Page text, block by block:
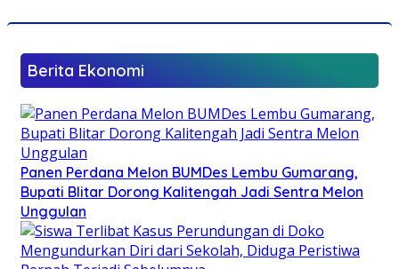
Berita Ekonomi
Panen Perdana Melon BUMDes Lembu Gumarang,
Bupati Blitar Dorong Kalitengah Jadi Sentra Melon
Unggulan